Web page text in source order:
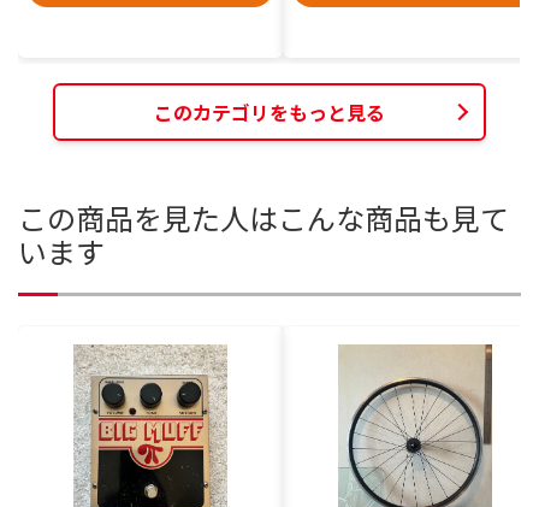
このカテゴリをもっと見る
この商品を見た人はこんな商品も見て
います